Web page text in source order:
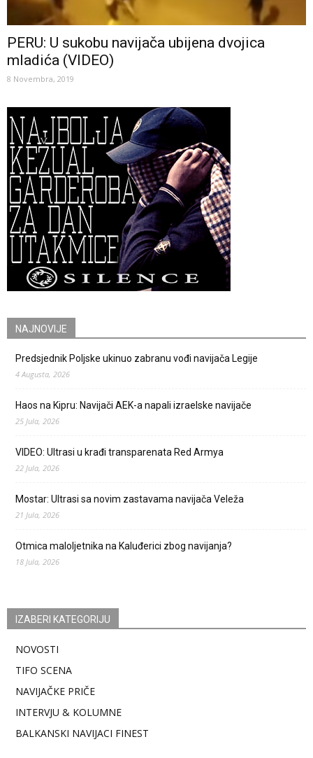
PERU: U sukobu navijača ubijena dvojica
mladića (VIDEO)
8 Novembra, 2019
NAJNOVIJE
Predsjednik Poljske ukinuo zabranu vođi navijača Legije
4 Augusta, 2026
Haos na Kipru: Navijači AEK-a napali izraelske navijače
25 Jula, 2026
VIDEO: Ultrasi u krađi transparenata Red Armya
22 Jula, 2026
Mostar: Ultrasi sa novim zastavama navijača Veleža
21 Jula, 2026
Otmica maloljetnika na Kaluđerici zbog navijanja?
18 Jula, 2026
IZABERI KATEGORIJU
NOVOSTI
TIFO SCENA
NAVIJAČKE PRIČE
INTERVJU & KOLUMNE
BALKANSKI NAVIJACI FINEST